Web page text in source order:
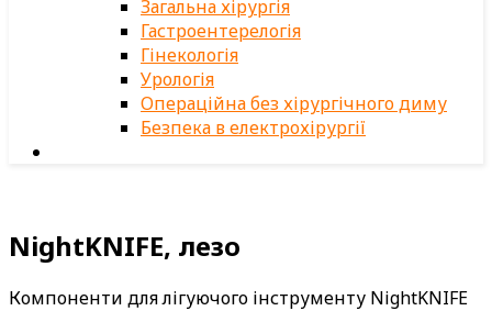
Загальна хірургія
Гастроентерелогія
Гінекологія
Урологія
Операційна без хірургічного диму
Безпека в електрохірургії
NightKNIFE, лезо
Компоненти для лігуючого інструменту NightKNIFE